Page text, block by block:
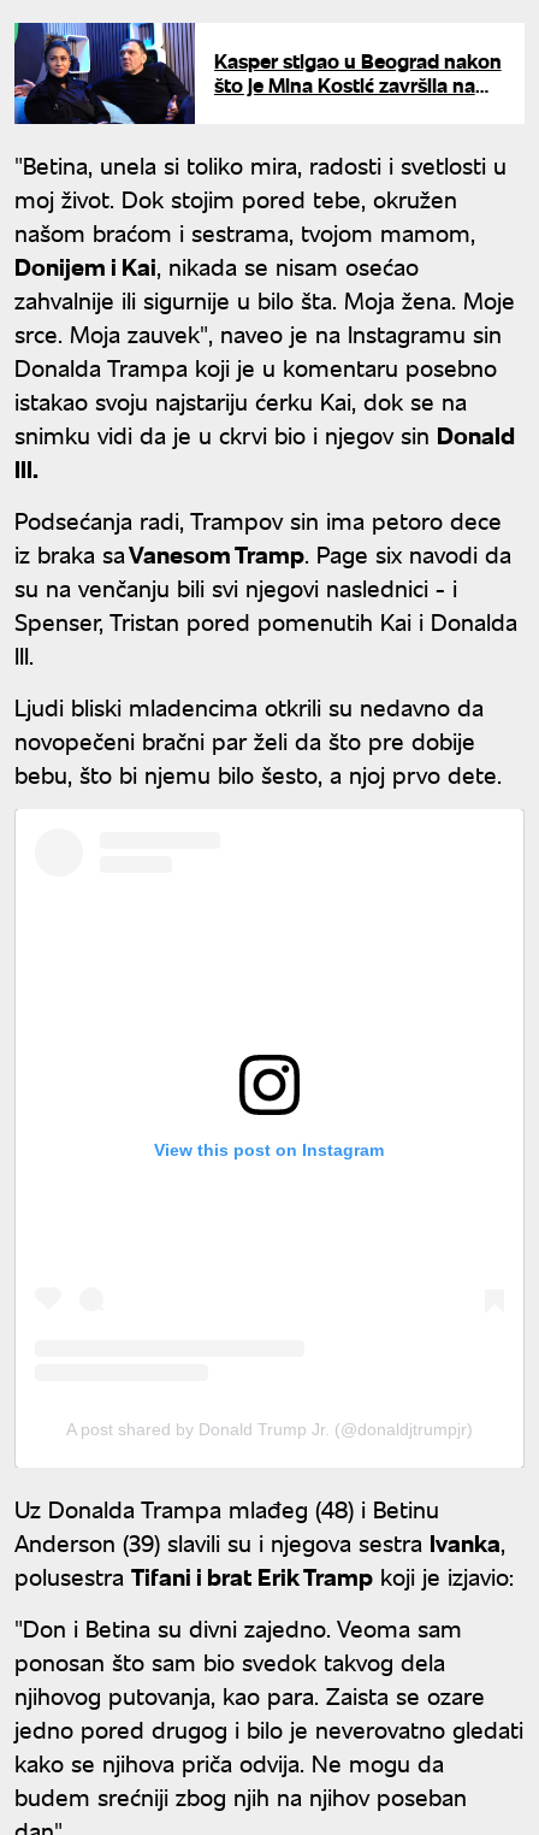
Kasper stigao u Beograd nakon
što je Mina Kostić završila na
"Betina, unela si toliko mira, radosti i svetlosti u
moj život. Dok stojim pored tebe, okružen
našom braćom i sestrama, tvojom mamom,
Donijem i Kai, nikada se nisam osećao
zahvalnije ili sigurnije u bilo šta. Moja žena. Moje
srce. Moja zauvek", naveo je na Instagramu sin
Donalda Trampa koji je u komentaru posebno
istakao svoju najstariju ćerku Kai, dok se na
snimku vidi da je u ckrvi bio i njegov sin Donald
III.
Podsećanja radi, Trampov sin ima petoro dece
iz braka saVanesom Tramp. Page six navodi da
su na venčanju bili svi njegovi naslednici - i
Spenser, Tristan pored pomenutih Kai i Donalda
III.
Ljudi bliski mladencima otkrili su nedavno da
novopečeni bračni par želi da što pre dobije
bebu, što bi njemu bilo šesto, a njoj prvo dete.
View this post on Instagram
A post shared by Donald Trump Jr. (@donaldjtrumpjr)
Uz Donalda Trampa mlađeg (48) i Betinu
Anderson (39) slavili su i njegova sestra Ivanka,
polusestra Tifani i brat Erik Tramp koji je izjavio:
"Don i Betina su divni zajedno. Veoma sam
ponosan što sam bio svedok takvog dela
njihovog putovanja, kao para. Zaista se ozare
jedno pored drugog i bilo je neverovatno gledati
kako se njihova priča odvija. Ne mogu da
budem srećniji zbog njih na njihov poseban